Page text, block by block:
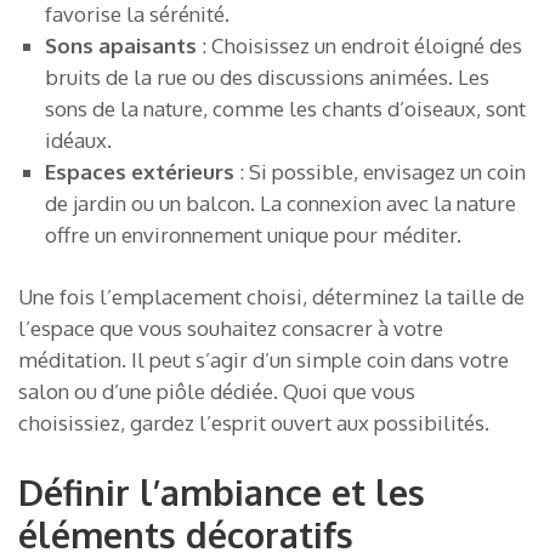
favorise la sérénité.
Sons apaisants : Choisissez un endroit éloigné des
bruits de la rue ou des discussions animées. Les
sons de la nature, comme les chants d’oiseaux, sont
idéaux.
Espaces extérieurs : Si possible, envisagez un coin
de jardin ou un balcon. La connexion avec la nature
offre un environnement unique pour méditer.
Une fois l’emplacement choisi, déterminez la taille de
l’espace que vous souhaitez consacrer à votre
méditation. Il peut s’agir d’un simple coin dans votre
salon ou d’une piôle dédiée. Quoi que vous
choisissiez, gardez l’esprit ouvert aux possibilités.
Définir l’ambiance et les
éléments décoratifs